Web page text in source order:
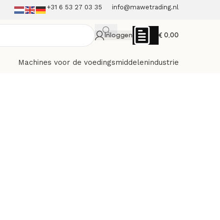
+31 6 53 27 03 35 info@mawetrading.nl
Inloggen € 0,00
Machines voor de voedingsmiddelenindustrie